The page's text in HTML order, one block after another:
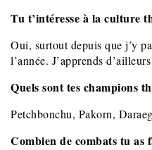
Tu t’intéresse à la culture
Oui, surtout depuis que j’y
l’année. J’apprends
Quels sont tes champions
Petchbonchu, Pakorn,
Combien de combats tu as